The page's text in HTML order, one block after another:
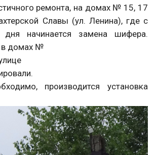
ремонта, на домах № 15, 17
Славы (ул. Ленина), где с
дня начинается замена шифера.
в домах №
производится установка